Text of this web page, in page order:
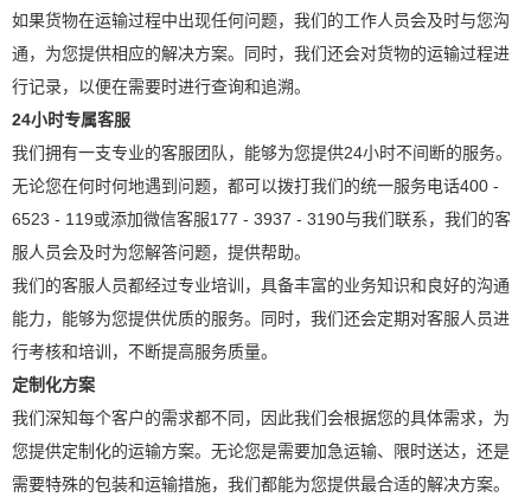
如果货物在运输过程中出现任何问题，我们的工作人员会及时与您沟
通，为您提供相应的解决方案。同时，我们还会对货物的运输过程进
行记录，以便在需要时进行查询和追溯。
24小时专属客服
我们拥有一支专业的客服团队，能够为您提供24小时不间断的服务。
无论您在何时何地遇到问题，都可以拨打我们的统一服务电话400 -
6523 - 119或添加微信客服177 - 3937 - 3190与我们联系，我们的客
服人员会及时为您解答问题，提供帮助。
我们的客服人员都经过专业培训，具备丰富的业务知识和良好的沟通
能力，能够为您提供优质的服务。同时，我们还会定期对客服人员进
行考核和培训，不断提高服务质量。
定制化方案
我们深知每个客户的需求都不同，因此我们会根据您的具体需求，为
您提供定制化的运输方案。无论您是需要加急运输、限时送达，还是
需要特殊的包装和运输措施，我们都能为您提供最合适的解决方案。